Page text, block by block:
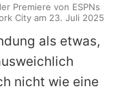
als etwas,
nicht wie eine
Premiere von ESPNs
City am 23. Juli 2025